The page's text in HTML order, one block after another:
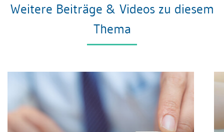
Weitere Beiträge & Videos zu diesem
Thema